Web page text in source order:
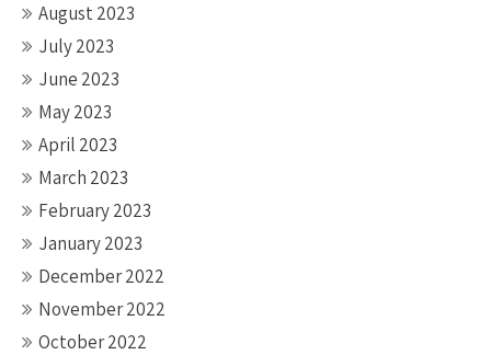
August 2023
July 2023
June 2023
May 2023
April 2023
March 2023
February 2023
January 2023
December 2022
November 2022
October 2022